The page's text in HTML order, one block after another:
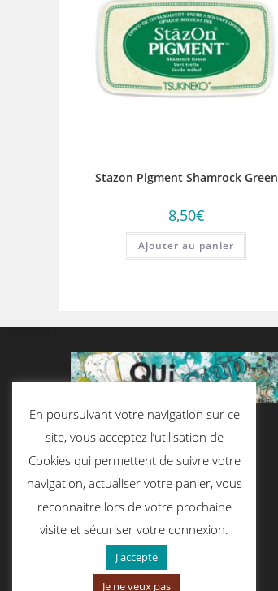
Stazon Pigment Shamrock Green
8,50€
Ajouter au panier
En poursuivant votre navigation sur ce
site, vous acceptez l’utilisation de
Cookies qui permettent de suivre votre
navigation, actualiser votre panier, vous
reconnaitre lors de votre prochaine
visite et sécuriser votre connexion.
J'accepte
Je ne veux pas